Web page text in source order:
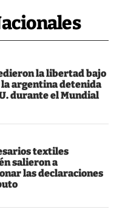
la libertad bajo
la argentina detenida
durante el Mundial
textiles
salieron a
las declaraciones